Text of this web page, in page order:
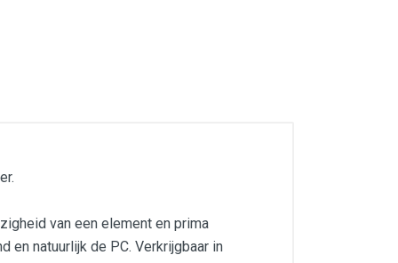
van een element en prima
en natuurlijk de PC. Verkrijgbaar in